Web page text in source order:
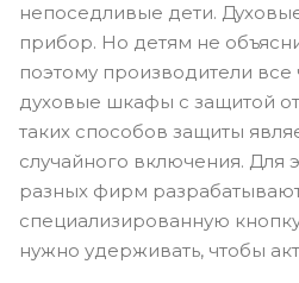
непоседливые дети.
прибор. Но детям не
поэтому производители
духовые шкафы с защитой
таких способов защиты
случайного включения. Для
разных фирм
специализированную
нужно удерживать, чтобы